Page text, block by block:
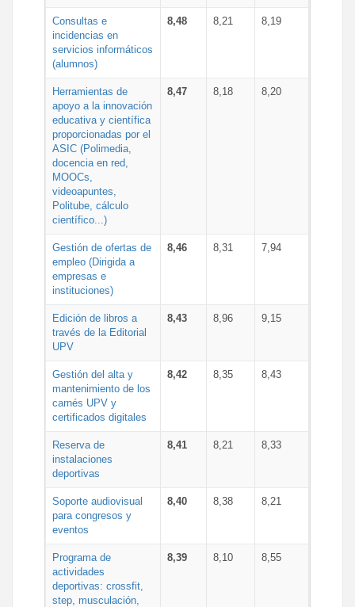
Consultas e
incidencias en
servicios informáticos
(alumnos)
8,48 8,21 8,19
Herramientas de
apoyo a la innovación
educativa y científica
proporcionadas por el
ASIC (Polimedia,
docencia en red,
MOOCs,
videoapuntes,
Politube, cálculo
científico...)
8,47 8,18 8,20
Gestión de ofertas de
empleo (Dirigida a
empresas e
instituciones)
8,46 8,31 7,94
Edición de libros a
través de la Editorial
UPV
8,43 8,96 9,15
Gestión del alta y
mantenimiento de los
carnés UPV y
certificados digitales
8,42 8,35 8,43
Reserva de
instalaciones
deportivas
8,41 8,21 8,33
Soporte audiovisual
para congresos y
eventos
8,40 8,38 8,21
Programa de
actividades
deportivas: crossfit,
step, musculación,
8,39 8,10 8,55